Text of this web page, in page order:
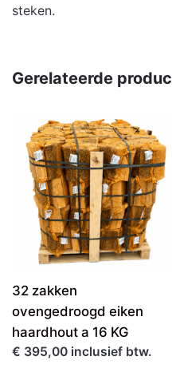
steken.
Gerelateerde
32 zakken
ovengedroogd eiken
haardhout a 16 KG
€ 395,00 inclusief btw.